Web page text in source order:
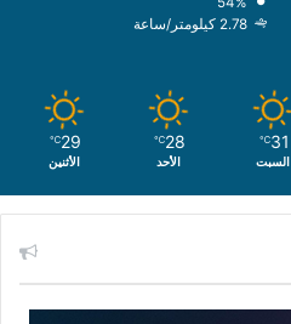
2.78 كيلومتر/ساعة
31
℃
السبت
28
℃
الأحد
29
℃
الأثنين